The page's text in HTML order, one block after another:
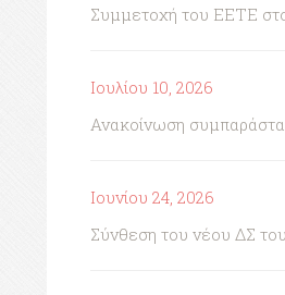
Συμμετοχή του ΕΕΤΕ
Ιουλίου 10, 2026
Ανακοίνωση
Ιουνίου 24, 2026
Σύνθεση του νέου ΔΣ